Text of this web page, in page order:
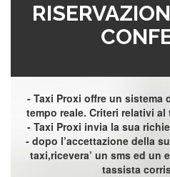
- Taxi Proxi offre un sistema
tempo reale. Criteri relativi
- Taxi Proxi invia la sua
- dopo l’accettazione della
taxi,ricevera’ un sms ed un
tassista